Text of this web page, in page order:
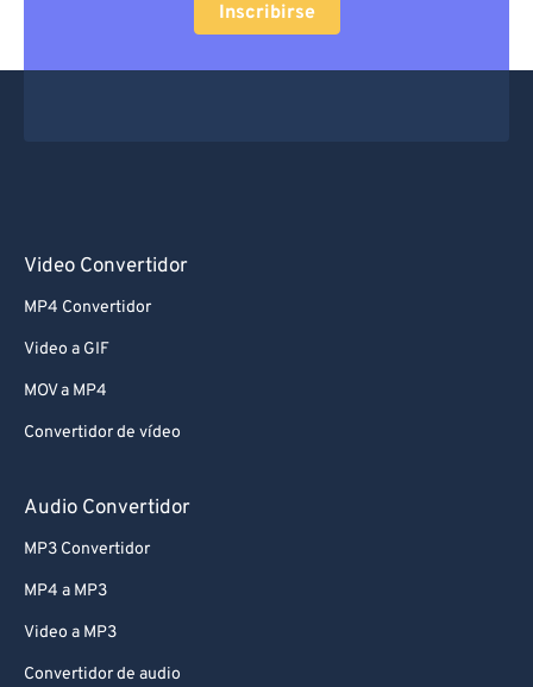
Inscribirse
Video Convertidor
MP4 Convertidor
Video a GIF
MOV a MP4
Convertidor de vídeo
Audio Convertidor
MP3 Convertidor
MP4 a MP3
Video a MP3
Convertidor de audio